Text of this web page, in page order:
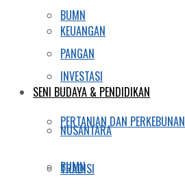
BUMN
PANGAN
SENI BUDAYA & PENDIDIKAN
NUSANTARA
TRADISI
KEUANGAN
INVESTASI
PERTANIAN DAN PERKEBUNAN
BUMN